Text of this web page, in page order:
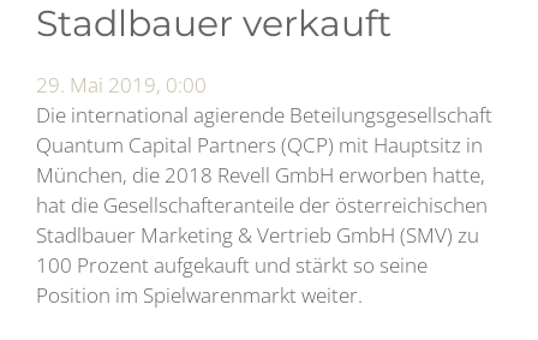
Stadlbauer verkauft
29. Mai 2019, 0:00
Die international agierende Beteilungsgesellschaft
Quantum Capital Partners (QCP) mit Hauptsitz in
München, die 2018 Revell GmbH erworben hatte,
hat die Gesellschafteranteile der österreichischen
Stadlbauer Marketing & Vertrieb GmbH (SMV) zu
100 Prozent aufgekauft und stärkt so seine
Position im Spielwarenmarkt weiter.